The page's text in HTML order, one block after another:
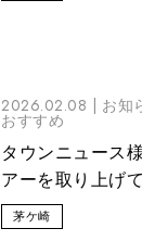
2026.02.08 | お知
おすすめ
タウンニュース
アーを取り上げ
茅ケ崎